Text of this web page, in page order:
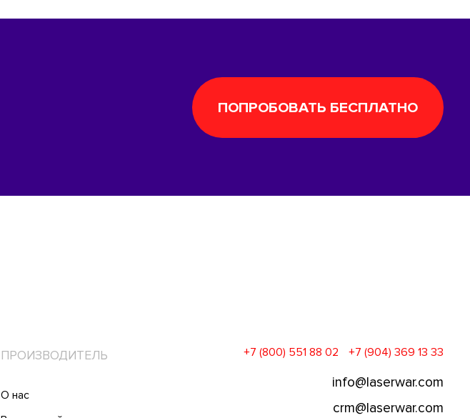
ПОПРОБОВАТЬ БЕСПЛАТНО
ПРОИЗВОДИТЕЛЬ
О нас
+7 (800) 551 88 02 +7 (904) 369 13 33
info@laserwar.com
crm@laserwar.com